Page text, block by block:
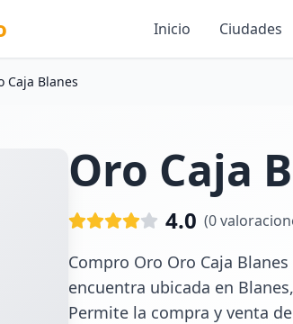
Inicio Ciudades
Caja Blanes
Oro Caja
4.0 (0
Compro Oro Oro Caja
encuentra ubicada en
Permite la compra y venta